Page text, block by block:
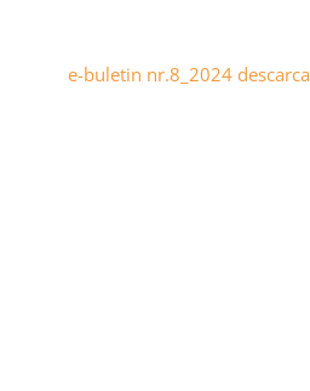
e-buletin nr.8_2024 descarca